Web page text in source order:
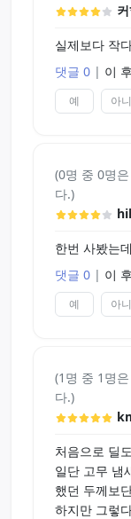
실제보다 작
댓글 0 | 이
예 아
(0명 중 0명
다.)
한번 사봤는
댓글 0 | 이
예 아
(1명 중 1명
다.)
처음으로 딜
일단 고무 냄
했던 두께보
하지만 그렇